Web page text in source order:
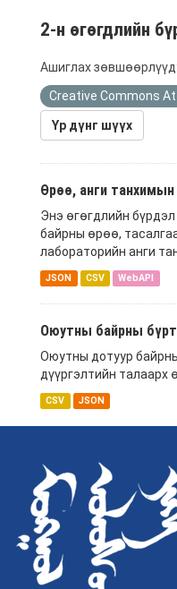
2-н өгөгдлийн
Ашиглах зөвшөөрлүүд:
Creative Commons
Үр дүнг шүүх
Өрөө, анги
Энэ өгөгдлийн
байрны өрөө,
лабораторийн анги
JSON CSV WebAPI
Оюутны байрны
Оюутны дотуур
дүүргэлтийн талаарх
CSV JSON